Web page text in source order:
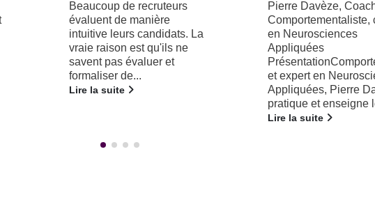
Pierre Davèze, Coach
Comportementaliste, certifié
en Neurosciences
Appliquées
PrésentationComportementaliste
et expert en Neurosciences
Appliquées, Pierre Davèze
Formation
Innovation
adaptée à votre propre
mode de
grâce à la réalisation
votre bilan
Cycle...
Lire la suite